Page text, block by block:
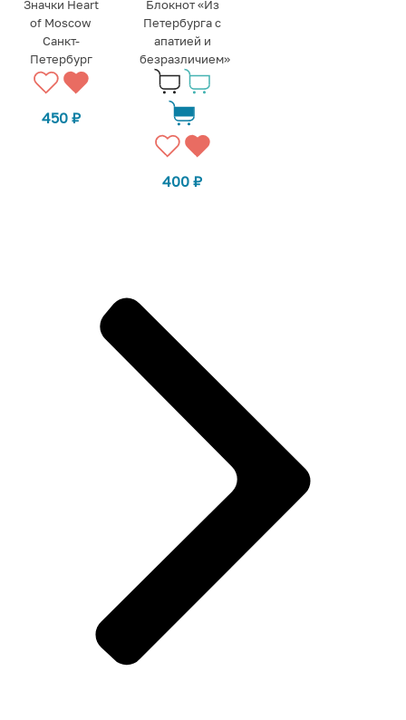
Значки Heart
of Moscow
Санкт-
Петербург
450 ₽
Блокнот «Из
Петербурга с
апатией и
безразличием»
400₽